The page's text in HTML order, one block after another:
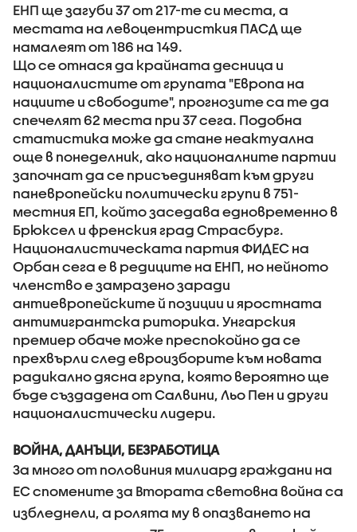
ЕНП ще загуби 37 от 217-те си места, а
местата на левоцентристкия ПАСД ще
намалеят от 186 на 149.
Що се отнася да крайната десница и
националистите от групата "Европа на
нациите и свободите", прогнозите са те да
спечелят 62 места при 37 сега. Подобна
статистика може да стане неактуална
още в понеделник, ако националните партии
започнат да се присъединяват към други
паневропейски политически групи в 751-
местния ЕП, който заседава едновременно в
Брюксел и френския град Страсбург.
Националистическата партия ФИДЕС на
Орбан сега е в редиците на ЕНП, но нейното
членство е замразено заради
антиевропейските й позиции и яростната
антимигрантска риторика. Унгарския
премиер обаче може преспокойно да се
прехвърли след евроизборите към новата
радикално дясна група, която вероятно ще
бъде създадена от Салвини, Льо Пен и други
националистически лидери.
ВОЙНА, ДАНЪЦИ, БЕЗРАБОТИЦА
За много от половиния милиард граждани на
ЕС спомените за Втората световна война са
избледнели, а ролята му в опазването на